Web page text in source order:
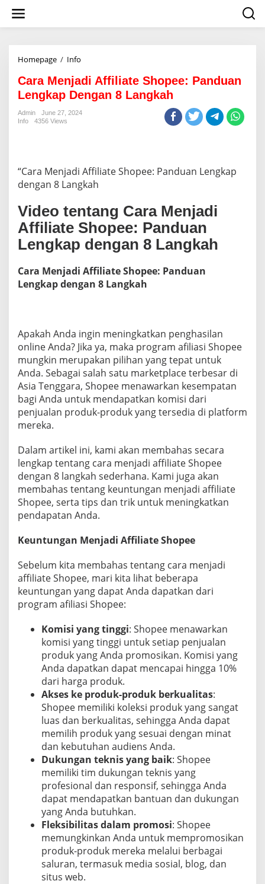
i
Homepage / Info
r
a
M
e
A
ff
l
a
h
o
P
a
n
d
u
a
n
L
k
a
p
D
e
n
g
n
L
a
n
g
k
h
Cara Menjadi Affiliate Shopee: Panduan
Lengkap Dengan 8 Langkah
Admin
June 27, 2024
Info
4356 Views
“Cara Menjadi Affiliate Shopee: Panduan Lengkap
dengan 8 Langkah
Video tentang Cara Menjadi
Affiliate Shopee: Panduan
Lengkap dengan 8 Langkah
Cara Menjadi Affiliate Shopee: Panduan
Lengkap dengan 8 Langkah
Apakah Anda ingin meningkatkan penghasilan
online Anda? Jika ya, maka program afiliasi Shopee
mungkin merupakan pilihan yang tepat untuk
Anda. Sebagai salah satu marketplace terbesar di
Asia Tenggara, Shopee menawarkan kesempatan
bagi Anda untuk mendapatkan komisi dari
penjualan produk-produk yang tersedia di platform
mereka.
Dalam artikel ini, kami akan membahas secara
lengkap tentang cara menjadi affiliate Shopee
dengan 8 langkah sederhana. Kami juga akan
membahas tentang keuntungan menjadi affiliate
Shopee, serta tips dan trik untuk meningkatkan
pendapatan Anda.
Keuntungan Menjadi Affiliate Shopee
Sebelum kita membahas tentang cara menjadi
affiliate Shopee, mari kita lihat beberapa
keuntungan yang dapat Anda dapatkan dari
program afiliasi Shopee:
Komisi yang tinggi: Shopee menawarkan
komisi yang tinggi untuk setiap penjualan
produk yang Anda promosikan. Komisi yang
Anda dapatkan dapat mencapai hingga 10%
dari harga produk.
Akses ke produk-produk berkualitas:
Shopee memiliki koleksi produk yang sangat
luas dan berkualitas, sehingga Anda dapat
memilih produk yang sesuai dengan minat
dan kebutuhan audiens Anda.
Dukungan teknis yang baik: Shopee
memiliki tim dukungan teknis yang
profesional dan responsif, sehingga Anda
dapat mendapatkan bantuan dan dukungan
yang Anda butuhkan.
Fleksibilitas dalam promosi: Shopee
memungkinkan Anda untuk mempromosikan
produk-produk mereka melalui berbagai
saluran, termasuk media sosial, blog, dan
situs web.